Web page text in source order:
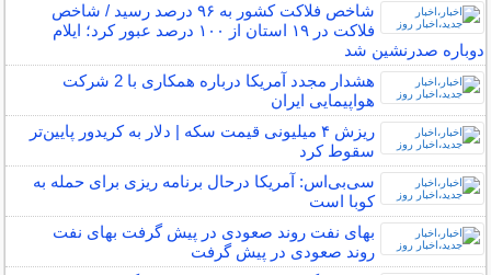
شاخص فلاکت کشور به ۹۶ درصد رسید / شاخص
فلاکت در ۱۹ استان از ۱۰۰ درصد عبور کرد؛ ایلام
دوباره صدرنشین شد
هشدار مجدد آمریکا درباره همکاری با 2 شرکت
هواپیمایی ایران
ریزش ۴ میلیونی قیمت سکه | دلار به کریدور پایین‌تر
سقوط کرد
سی‌بی‌اس: آمریکا درحال برنامه ریزی برای حمله به
کوبا است
بهای نفت روند صعودی در پیش گرفت بهای نفت
روند صعودی در پیش گرفت